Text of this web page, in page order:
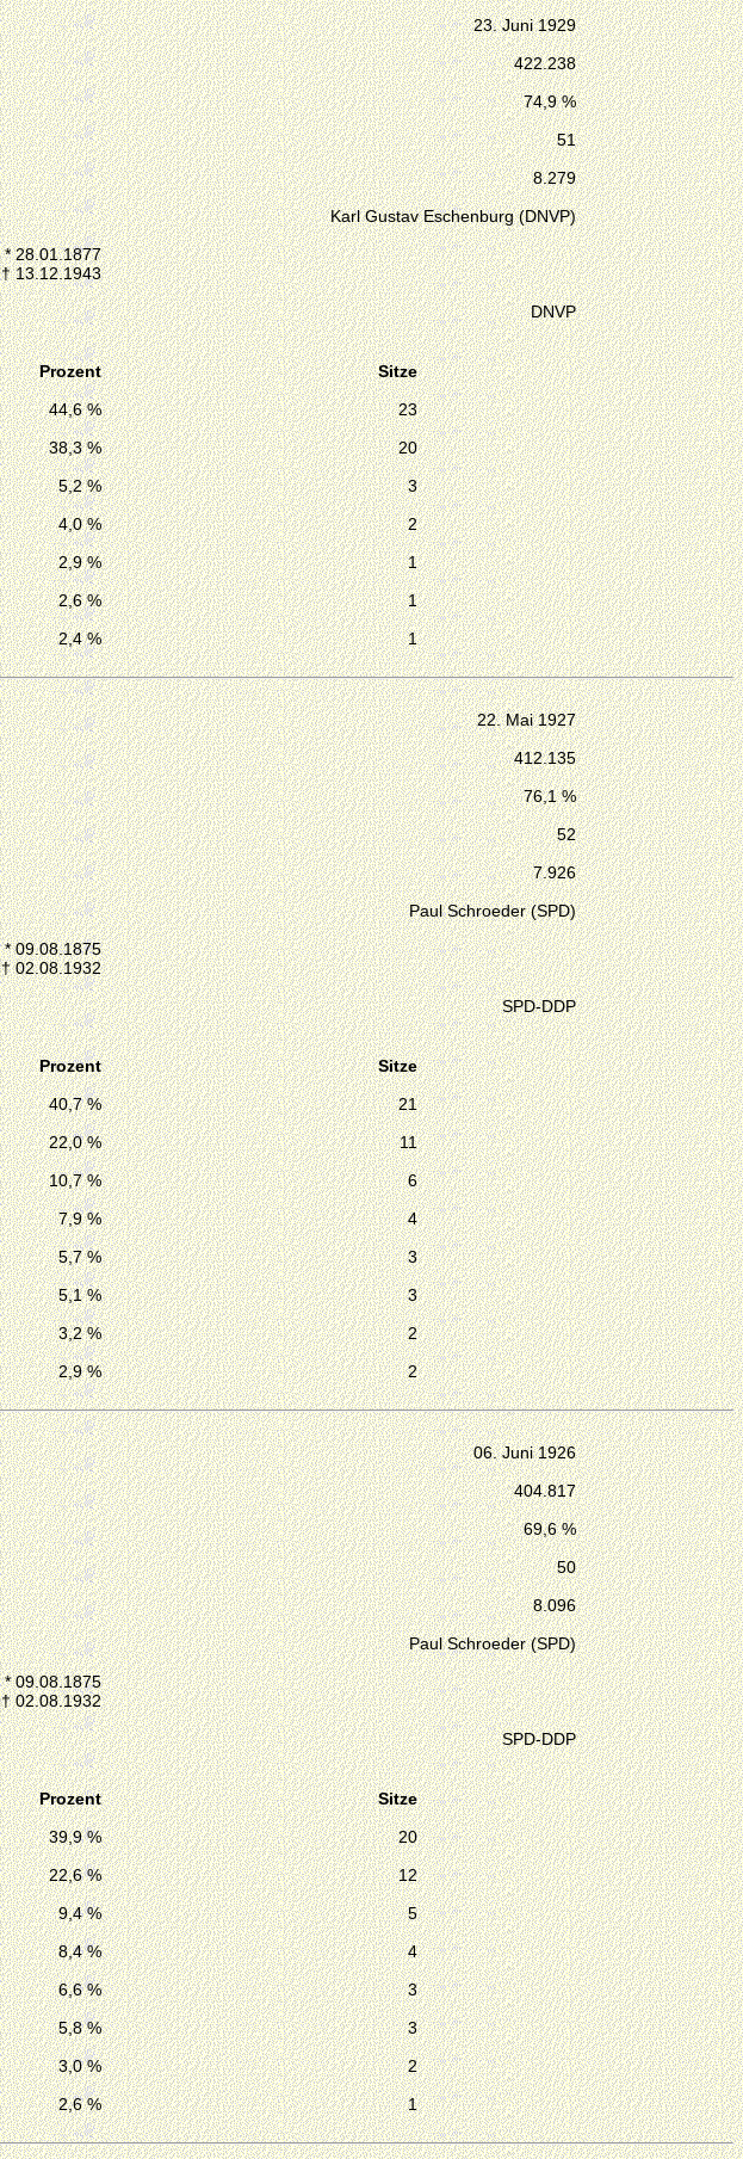
23. Juni 1929
422.238
74,9 %
51
8.279
* 28.01.1877
† 13.12.1943
Karl Gustav Eschenburg (DNVP)
DNVP
Prozent
Sitze
44,6 %
23
38,3 %
20
5,2 %
3
4,0 %
2
2,9 %
1
2,6 %
1
2,4 % 1
22. Mai 1927
412.135
76,1 %
52
7.926
* 09.08.1875
† 02.08.1932
Paul Schroeder (SPD)
SPD-DDP
Prozent
Sitze
40,7 %
21
22,0 %
11
10,7 %
6
7,9 %
4
5,7 %
3
5,1 %
3
3,2 %
2
2,9 % 2
06. Juni 1926
404.817
69,6 %
50
8.096
* 09.08.1875
† 02.08.1932
Paul Schroeder (SPD)
SPD-DDP
Prozent
Sitze
39,9 %
20
22,6 %
12
9,4 %
5
8,4 %
4
6,6 %
3
5,8 %
3
3,0 %
2
2,6 % 1